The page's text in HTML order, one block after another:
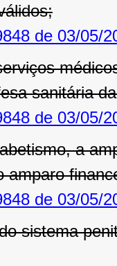
de 03/05/
sanitária
de 03/05/
a
amparo
de 03/05/
sistema